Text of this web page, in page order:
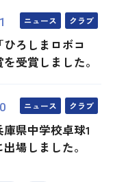
ニュース クラブ
ろしまロボコ
受賞しました。
ニュース クラブ
県中学校卓球1
場しました。